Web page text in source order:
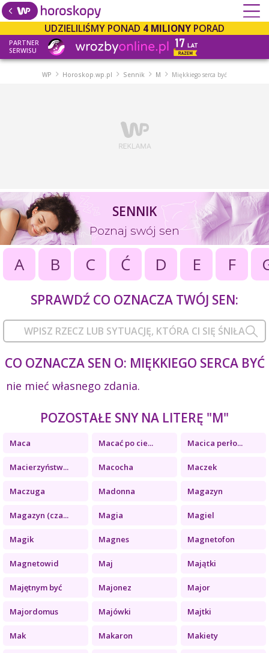
UDZIELILIŚMY PONAD 4 MILIONY PORAD
PARTNER
SERWISU
WP Horoskop.wp.pl Sennik M Miękkiego serca być
SENNIK
Poznaj swój sen
A B C Ć D E F
SPRAWDŹ CO OZNACZA TWÓJ SEN:
CO OZNACZA SEN O: MIĘKKIEGO SERCA BYĆ
nie mieć własnego zdania.
POZOSTAŁE SNY NA LITERĘ "M"
Maca Macać po cie... Macica perło...
Macierzyństw... Macocha Maczek
Maczuga Madonna Magazyn
Magazyn (cza... Magia Magiel
Magik Magnes Magnetofon
Magnetowid Maj Majątki
Majętnym być Majonez Major
Majordomus Majówki Majtki
Mak Makaron Makiety